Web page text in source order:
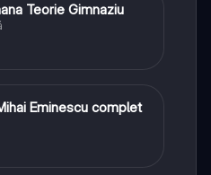
Teorie Gimnaziu
Eminescu complet